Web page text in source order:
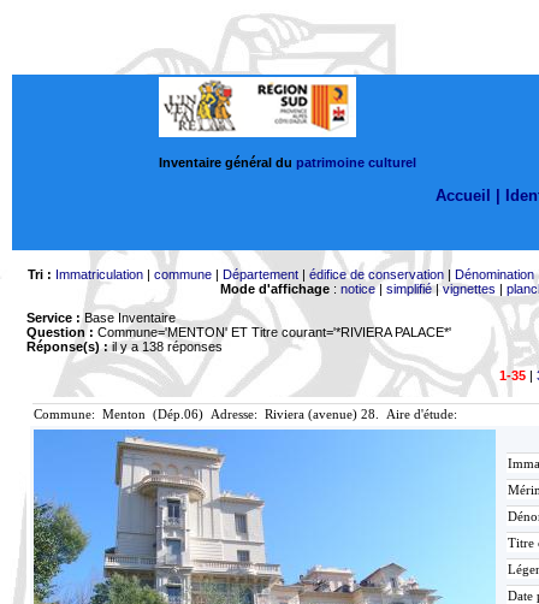
Inventaire général du patrimoine culturel
Accueil |
Tri : Immatriculation| commune| Département| édifice de conservation| Dénomination
Mode d'affichage: notice| simplifié|vignettes |
Service : Base Inventaire
Question : Commune='MENTON' ET Titre courant='*RIVIERA PALACE*'
Réponse(s) :il y a 138 réponses
1-35|
Commune: Menton (Dép.06) Adresse: Riviera (avenue) 28. Aire d'étude:
Titre
Date